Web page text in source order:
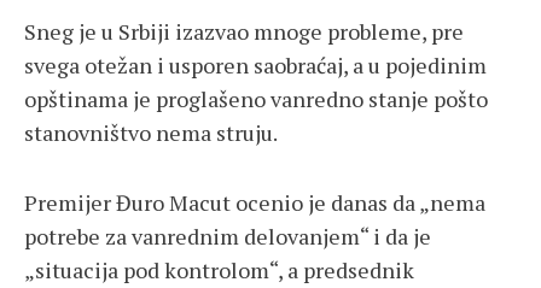
Sneg je u Srbiji izazvao mnoge probleme, pre
svega otežan i usporen saobraćaj, a u pojedinim
opštinama je proglašeno vanredno stanje pošto
stanovništvo nema struju.
Premijer Đuro Macut ocenio je danas da „nema
potrebe za vanrednim delovanjem“ i da je
„situacija pod kontrolom“, a predsednik